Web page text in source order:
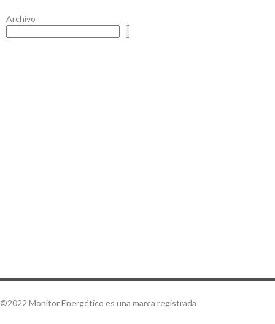
Archivo
©2022 Monitor Energético es una marca registrada